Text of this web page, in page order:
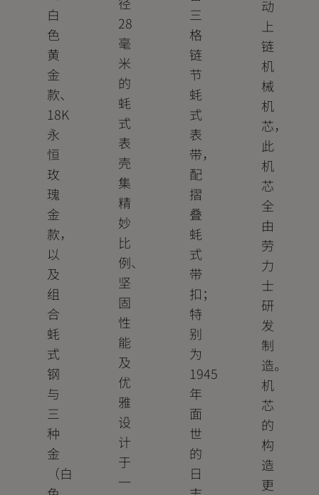
白
色
黄
金
款、
18K
永
恒
玫
瑰
金
款，
以
及
组
合
蚝
式
钢
与
三
种
金
（白
28
毫
米
的
蚝
式
表
壳
集
精
妙
比
例、
坚
固
性
能
及
优
雅
设
计
于
一
三
格
链
节
蚝
式
表
带，
配
摺
叠
蚝
式
带
扣；
特
别
为
1945
年
面
世
的
日
动
上
链
机
械
机
芯，
此
机
芯
全
由
劳
力
士
研
发
制
造。
机
芯
的
构
造
更